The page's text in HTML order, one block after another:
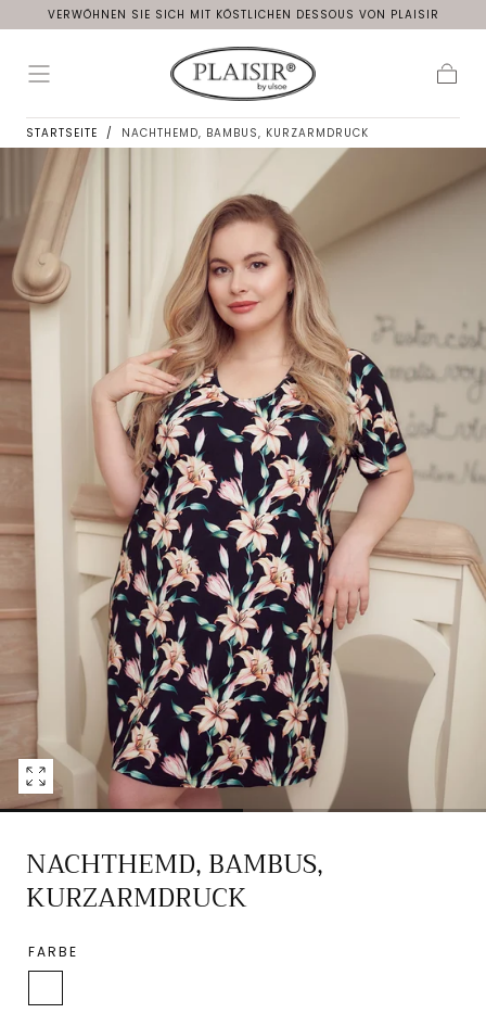
Zum Inhalt
VERWÖHNEN SIE SICH MIT KÖSTLICHEN DESSOUS VON PLAISIR
Media
0
modalem
öffnen
STARTSEITE / NACHTHEMD, BAMBUS, KURZARMDRUCK
NACHTHEMD, BAMBUS,
KURZARMDRUCK
FARBE